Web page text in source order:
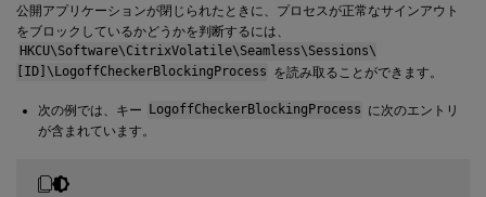
公開アプリケーションが閉じられたときに、プロセスが正常なサインアウト
をブロックしているかどうかを判断するには、
HKCU\Software\CitrixVolatile\Seamless\Sessions\
[ID]\LogoffCheckerBlockingProcess を読み取ることができます。
次の例では、キー LogoffCheckerBlockingProcess に次のエントリ
が含まれています。